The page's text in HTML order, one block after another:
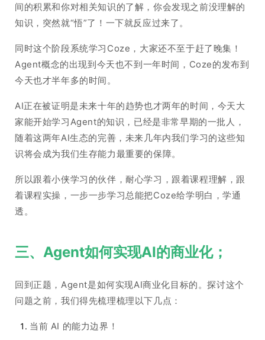
间的积累和你对相关知识的了解，你会发现之前没理解的
知识，突然就“悟”了！一下就反应过来了。
同时这个阶段系统学习Coze，大家还不至于赶了晚集！
Agent概念的出现到今天也不到一年时间，Coze的发布到
今天也才半年多的时间。
AI正在被证明是未来十年的趋势也才两年的时间，今天大
家能开始学习Agent的知识，已经是非常早期的一批人，
随着这两年AI生态的完善，未来几年内我们学习的这些知
识将会成为我们生存能力最重要的保障。
所以跟着小侠学习的伙伴，耐心学习，跟着课程理解，跟
着课程实操，一步一步学习总能把Coze给学明白，学通
透。
三、Agent如何实现AI的商业化；
回到正题，Agent是如何实现AI商业化目标的。探讨这个
问题之前，我们得先梳理梳理以下几点：
当前 AI 的能力边界！